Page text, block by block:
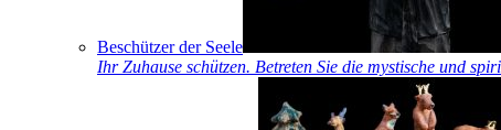
Beschützer der Seele
Ihr Zuhause schützen. Betreten Sie die mystische und